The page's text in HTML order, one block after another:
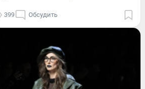
399 Обсудить